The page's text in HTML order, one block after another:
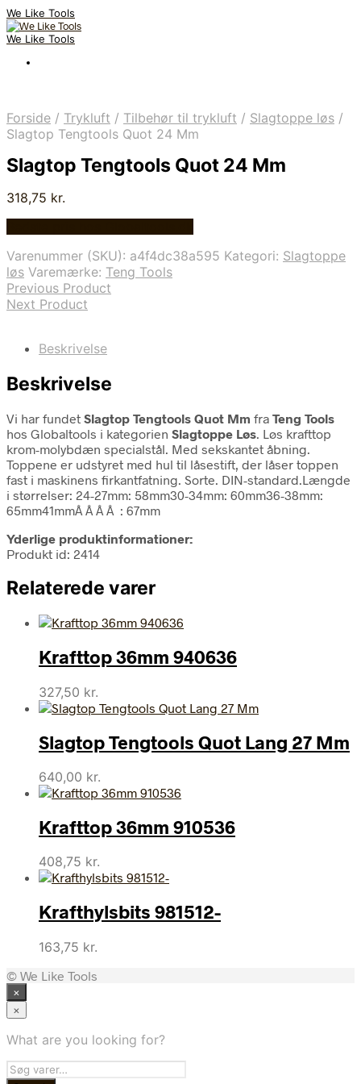
We Like Tools
We Like Tools
Forside / Trykluft / Tilbehør til trykluft / Slagtoppe løs /
Slagtop Tengtools Quot 24 Mm
Slagtop Tengtools Quot 24 Mm
318,75 kr.
Varenummer (SKU): a4f4dc38a595 Kategori: Slagtoppe
løs Varemærke: Teng Tools
Previous Product
Next Product
Beskrivelse
Beskrivelse
Vi har fundet Slagtop Tengtools Quot Mm fra Teng Tools
hos Globaltools i kategorien Slagtoppe Løs. Løs krafttop
krom-molybdæn specialstål. Med sekskantet åbning.
Toppene er udstyret med hul til låsestift, der låser toppen
fast i maskinens firkantfatning. Sorte. DIN-standard.Længde
i størrelser: 24-27mm: 58mm30-34mm: 60mm36-38mm:
65mm41mmÂ Â Â Â : 67mm
Yderlige produktinformationer:
Produkt id: 2414
Relaterede varer
Krafttop 36mm 940636
327,50 kr.
Slagtop Tengtools Quot Lang 27 Mm
640,00 kr.
Krafttop 36mm 910536
408,75 kr.
Krafthylsbits 981512-
163,75 kr.
© We Like Tools
×
×
What are you looking for?